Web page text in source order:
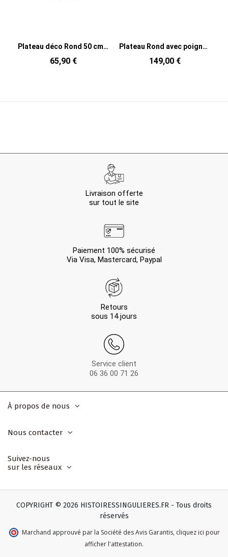
Plateau déco Rond 50 cm en Jonc de mer Vert Naturel Vanda
65,90 €
Plateau Rond avec poignées en Rotin Naturel Métal Cayden (Lot de 3)
149,00 €
Livraison offerte
sur tout le site
Paiement 100% sécurisé
Via Visa, Mastercard, Paypal
Retours
sous 14 jours
Service client
06 36 00 71 26
À propos de nous
Nous contacter
Suivez-nous
sur les réseaux
COPYRIGHT © 2026 HISTOIRESSINGULIERES.FR - Tous droits
réservés
Marchand approuvé par la Société des Avis Garantis, cliquez ici pour
afficher l'attestation.